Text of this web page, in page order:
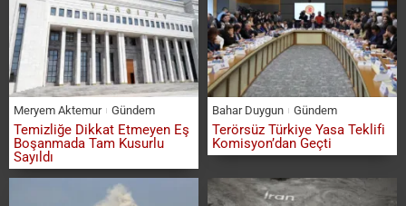
Meryem Aktemur Gündem
Temizliğe Dikkat Etmeyen Eş
Boşanmada Tam Kusurlu
Sayıldı
Bahar Duygun Gündem
Terörsüz Türkiye Yasa Teklifi
Komisyon’dan Geçti